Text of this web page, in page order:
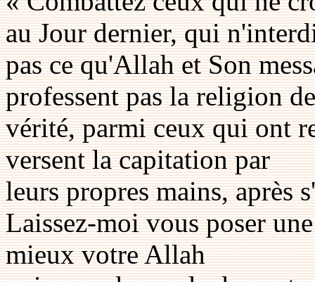
au Jour dernier, qui
pas ce qu'Allah et Son
professent pas la religion
vérité, parmi ceux qui ont
versent la capitation par
leurs propres mains, après
Laissez-moi vous poser
mieux votre Allah